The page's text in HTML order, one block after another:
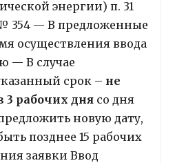
энергии) п. 31
354 — В предложенные
осуществления ввода
— В случае
срок – не
3 рабочих дня со дня
новую дату,
позднее 15 рабочих
заявки Ввод